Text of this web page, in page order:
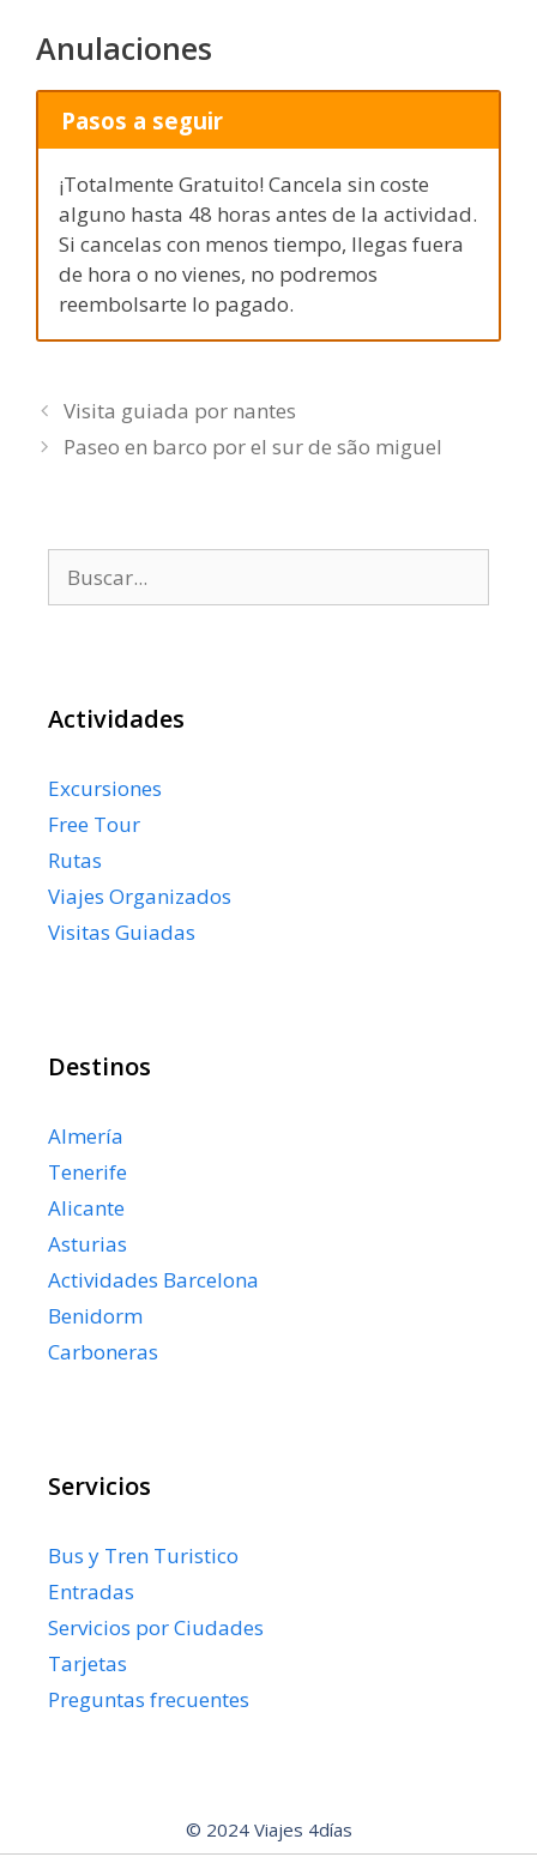
Anulaciones
Pasos a seguir
¡Totalmente Gratuito! Cancela sin coste
alguno hasta 48 horas antes de la actividad.
Si cancelas con menos tiempo, llegas fuera
de hora o no vienes, no podremos
reembolsarte lo pagado.
Visita guiada por nantes
Paseo en barco por el sur de são miguel
Actividades
Excursiones
Free Tour
Rutas
Viajes Organizados
Visitas Guiadas
Destinos
Almería
Tenerife
Alicante
Asturias
Actividades Barcelona
Benidorm
Carboneras
Servicios
Bus y Tren Turistico
Entradas
Servicios por Ciudades
Tarjetas
Preguntas frecuentes
© 2024 Viajes 4días